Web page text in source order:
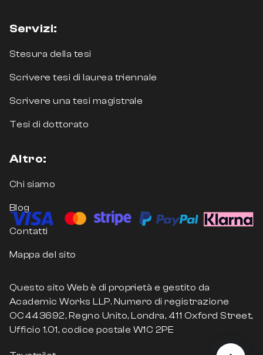
Servizi:
Stesura della tesi
Scrivere tesi di laurea triennale
Scrivere una tesi magistrale
Tesi di dottorato
Altro:
Chi siamo
Blog
Contatti
Mappa del sito
Questo sito Web è di proprietà e gestito da
Academic Works LLP. Numero di registrazione
OC443692, Regno Unito, Londra, 411 Oxford Street,
Ufficio 1.01, codice postale W1C 2PE